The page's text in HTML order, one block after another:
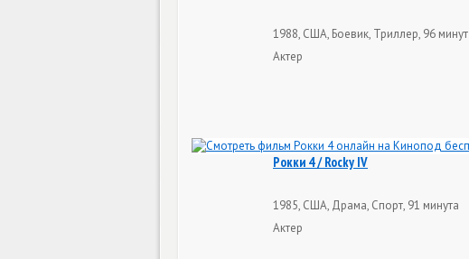
1988, США, Боевик, Триллер, 96 минут
Актер
Рокки 4 / Rocky IV
1985, США, Драма, Спорт, 91 минута
Актер